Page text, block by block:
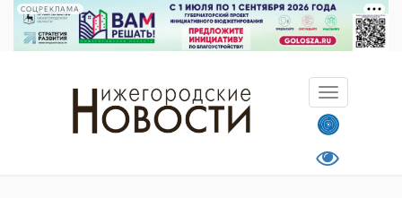
СОЦРЕКЛАМА